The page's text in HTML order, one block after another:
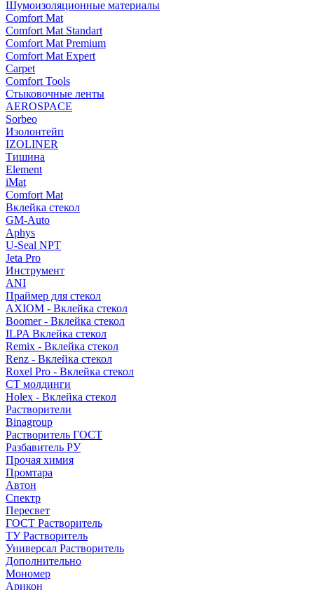
Шумоизоляционные материалы
Comfort Mat
Comfort Mat Standart
Comfort Mat Premium
Comfort Mat Expert
Carpet
Comfort Tools
Стыковочные ленты
AEROSPACE
Sorbeo
Изолонтейп
IZOLINER
Тишина
Element
iMat
Comfort Mat
Вклейка стекол
GM-Auto
Aphys
U-Seal NPT
Jeta Pro
Инструмент
ANI
Праймер для стекол
AXIOM - Вклейка стекол
Boomer - Вклейка стекол
ILPA Вклейка стекол
Remix - Вклейка стекол
Renz - Вклейка стекол
Roxel Pro - Вклейка стекол
СТ молдинги
Holex - Вклейка стекол
Растворители
Binagroup
Растворитель ГОСТ
Разбавитель РУ
Прочая химия
Промтара
Автон
Спектр
Пересвет
ГОСТ Растворитель
ТУ Растворитель
Универсал Растворитель
Дополнительно
Мономер
Арикон